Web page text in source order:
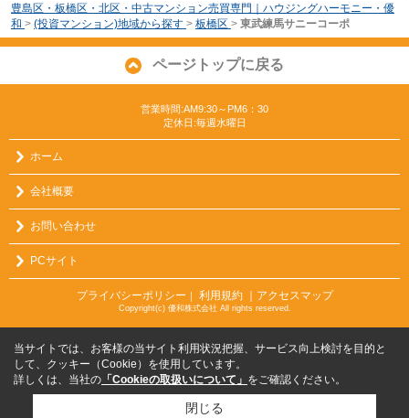
豊島区・板橋区・北区・中古マンション売買専門｜ハウジングハーモニー・優
和 > (投資マンション)地域から探す > 板橋区 > 東武練馬サニーコーポ
ページトップに戻る
営業時間:AM9:30～PM6：30
定休日:毎週水曜日
ホーム
会社概要
お問い合わせ
PCサイト
プライバシーポリシー ｜ 利用規約 ｜アクセスマップ
Copyright(c) 優和株式会社 All rights reserved.
当サイトでは、お客様の当サイト利用状況把握、サービス向上検討を目的と
して、クッキー（Cookie）を使用しています。
詳しくは、当社の 「Cookieの取扱いについて」 をご確認ください。
閉じる